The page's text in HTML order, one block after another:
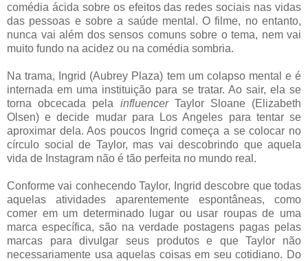
comédia ácida sobre os efeitos das redes sociais nas vidas
das pessoas e sobre a saúde mental. O filme, no entanto,
nunca vai além dos sensos comuns sobre o tema, nem vai
muito fundo na acidez ou na comédia sombria.
Na trama, Ingrid (Aubrey Plaza) tem um colapso mental e é
internada em uma instituição para se tratar. Ao sair, ela se
torna obcecada pela influencerTaylor Sloane (Elizabeth
Olsen) e decide mudar para Los Angeles para tentar se
aproximar dela. Aos poucos Ingrid começa a se colocar no
círculo social de Taylor, mas vai descobrindo que aquela
vida de Instagram não é tão perfeita no mundo real.
Conforme vai conhecendo Taylor, Ingrid descobre que todas
aquelas atividades aparentemente espontâneas, como
comer em um determinado lugar ou usar roupas de uma
marca específica, são na verdade postagens pagas pelas
marcas para divulgar seus produtos e que Taylor não
necessariamente usa aquelas coisas em seu cotidiano. Do